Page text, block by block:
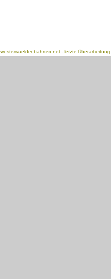
westerwaelder-bahnen.net - letzte